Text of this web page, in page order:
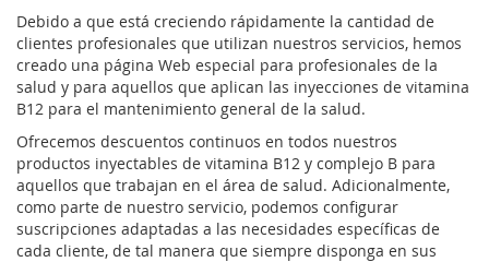
Debido a que está creciendo rápidamente la cantidad de
clientes profesionales que utilizan nuestros servicios, hemos
creado una página Web especial para profesionales de la
salud y para aquellos que aplican las inyecciones de vitamina
B12 para el mantenimiento general de la salud.
Ofrecemos descuentos continuos en todos nuestros
productos inyectables de vitamina B12 y complejo B para
aquellos que trabajan en el área de salud. Adicionalmente,
como parte de nuestro servicio, podemos configurar
suscripciones adaptadas a las necesidades específicas de
cada cliente, de tal manera que siempre disponga en sus